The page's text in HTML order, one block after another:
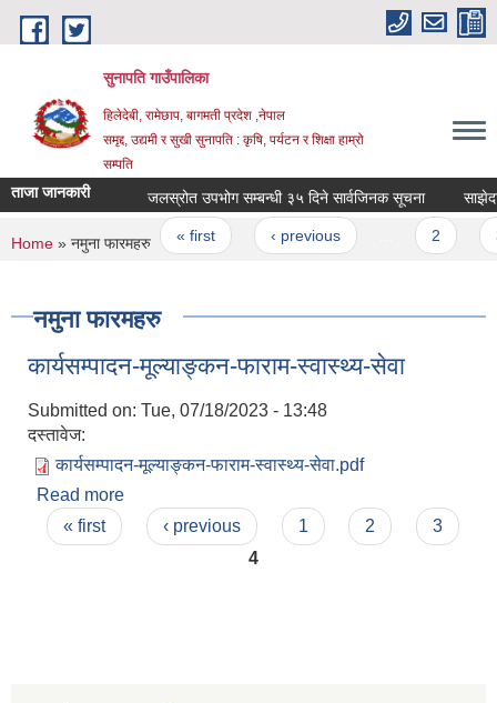
Skip to main content
सुनापति गाउँपालिका
हिलेदेबी, रामेछाप, बागमती प्रदेश ,नेपाल
समृद्द, उद्यमी र सुखी सुनापति : कृषि, पर्यटन र शिक्षा हाम्रो
सम्पति
ताजा जानकारी जलस्रोत उपभोग सम्बन्धी ३५ दिने सार्वजिनक सूचना
Pages
« first ‹ previous
You are here
Home » नमुना फारमहरु
नमुना फारमहरु
कार्यसम्पादन-मूल्याङ्कन-फाराम-स्वास्थ्य-सेवा
Submitted on: Tue, 07/18/2023 - 13:48
दस्तावेज:
कार्यसम्पादन-मूल्याङ्कन-फाराम-स्वास्थ्य-सेवा.pdf
Read more
Pages
« first ‹ previous 1 2
3
4